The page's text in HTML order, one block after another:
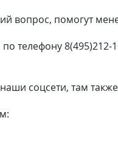
вопрос, помогут
телефону
соцсети, там